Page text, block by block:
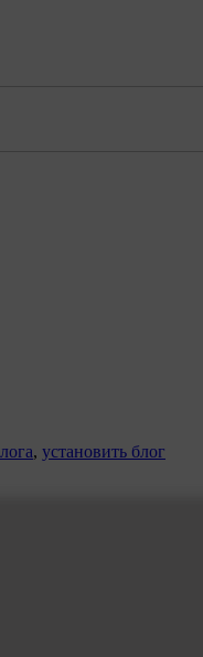
, установить блог
Я раньше женщинам в